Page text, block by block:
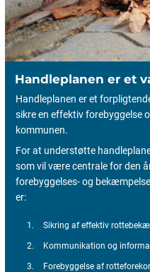
Handleplanen er et
Handleplanen er et
sikre en effektiv forebyggelse
kommunen.
For at understøtte
som vil være centrale for den
forebyggelses- og
er:
Sikring af effektiv
Kommunikation og
Forebyggelse af